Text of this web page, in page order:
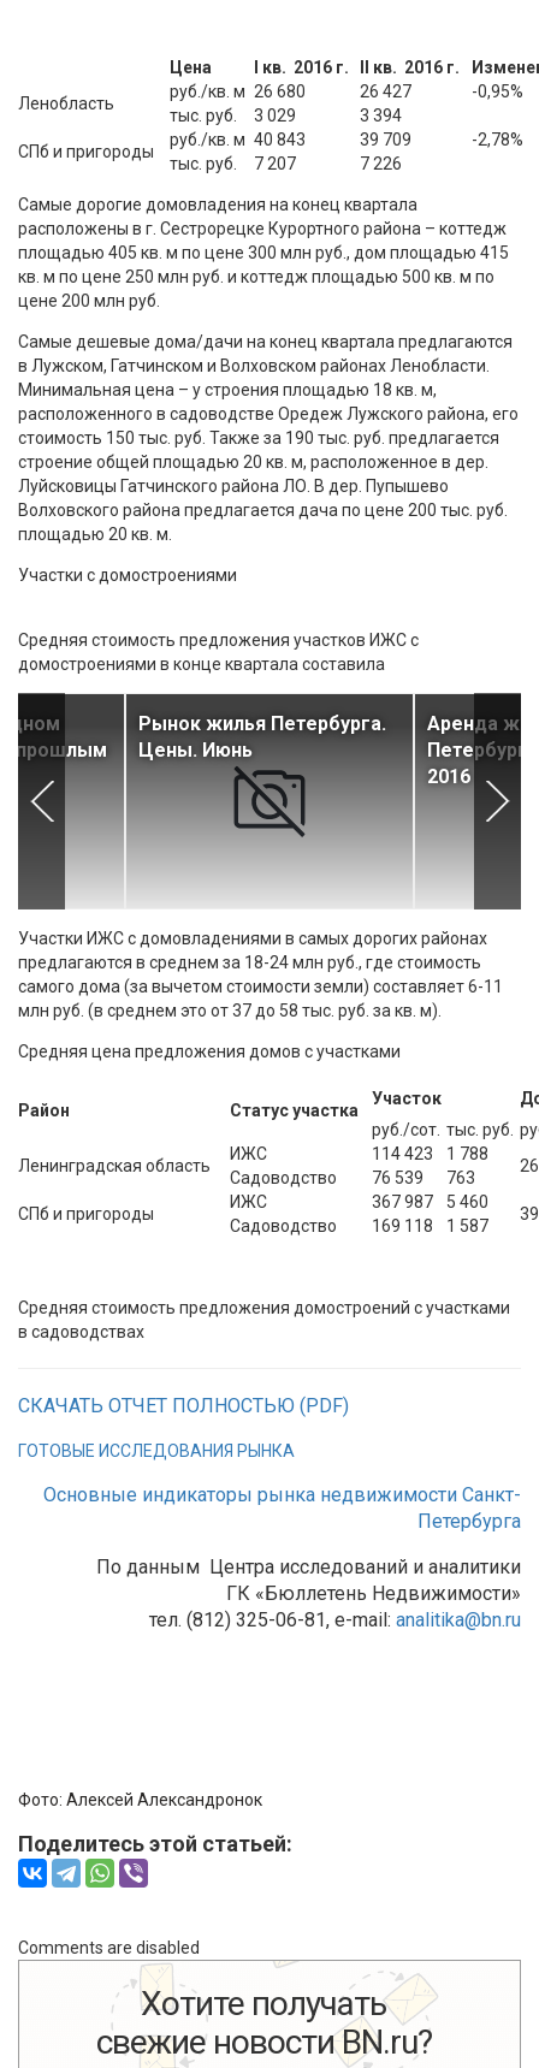
Цена I кв. 2016 г. II кв. 2016 г.
Ленобласть
руб./кв. м 26 680 26 427
-0,95%
тыс. руб.
3 029
3 394
СПб и пригороды
руб./кв. м 40 843 39 709
-2,78%
тыс. руб.
7 207 7 226
Самые дорогие домовладения на конец квартала
расположены в г. Сестрорецке Курортного района – коттедж
площадью 405 кв. м по цене 300 млн руб., дом площадью 415
кв. м по цене 250 млн руб. и коттедж площадью 500 кв. м по
цене 200 млн руб.
Самые дешевые дома/дачи на конец квартала предлагаются
в Лужском, Гатчинском и Волховском районах Ленобласти.
Минимальная цена – у строения площадью 18 кв. м,
расположенного в садоводстве Оредеж Лужского района, его
стоимость 150 тыс. руб. Также за 190 тыс. руб. предлагается
строение общей площадью 20 кв. м, расположенное в дер.
Луйсковицы Гатчинского района ЛО. В дер. Пупышево
Волховского района предлагается дача по цене 200 тыс. руб.
площадью 20 кв. м.
Участки с домостроениями
Средняя стоимость предложения участков ИЖС с
домостроениями в конце квартала составила
прошлым
Рынок жилья Петербурга.
Цены. Июнь
Аренда
2016
Участки ИЖС с домовладениями в самых дорогих районах
предлагаются в среднем за 18-24 млн руб., где стоимость
самого дома (за вычетом стоимости земли) составляет 6-11
млн руб. (в среднем это от 37 до 58 тыс. руб. за кв. м).
Средняя цена предложения домов с участками
Район Статус участка
Участок
руб./сот. тыс. руб.
Ленинградская область
ИЖС 114 423 1 788
Садоводство 76 539
763
СПб и пригороды
ИЖС 367 987 5 460
Садоводство 169 118 1 587
Средняя стоимость предложения домостроений с участками
в садоводствах
СКАЧАТЬ ОТЧЕТ ПОЛНОСТЬЮ (PDF)
ГОТОВЫЕ ИССЛЕДОВАНИЯ РЫНКА
Основные индикаторы рынка недвижимости Санкт-
Петербурга
По данным Центра исследований и аналитики
ГК «Бюллетень Недвижимости»
тел. (812) 325-06-81, e-mail: analitika@bn.ru
Фото: Алексей Александронок
Поделитесь этой статьей:
Comments are disabled
Хотите получать
свежие новости BN.ru?